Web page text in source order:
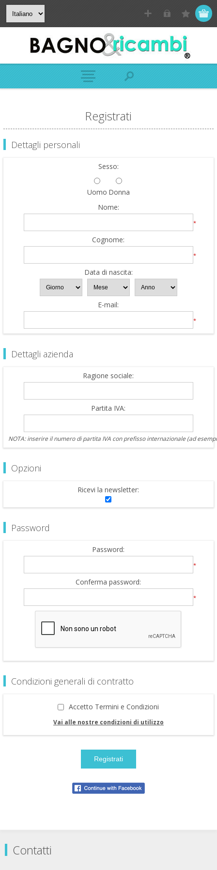
Registrati
Dettagli personali
Sesso:
Uomo Donna
Nome:
*
Cognome:
*
Data di nascita:
E-mail:
*
Dettagli azienda
Ragione sociale:
Partita IVA:
NOTA: inserire il numero di partita IVA con prefisso internazionale (ad
Opzioni
Ricevi la newsletter:
Password
Password:
*
Conferma password:
*
Condizioni generali di contratto
Accetto Termini e Condizioni
Vai alle nostre condizioni di utilizzo
Contatti